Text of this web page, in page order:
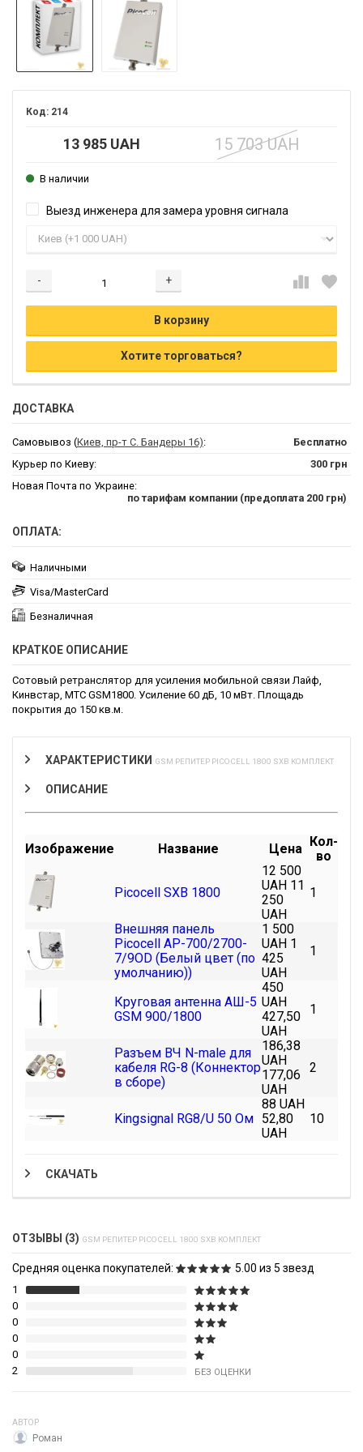
214
15 703 UAH
13 985 UAH
В наличии
Выезд инженера для замера уровня сигнала
- +
Добавляется...
В корзину
Добавлен
Хотите торговаться?
ДОСТАВКА
Самовывоз (Киев, пр-т С. Бандеры 16):
Бесплатно
Курьер по Киеву:
300 грн
Новая Почта по Украине:
по тарифам компании (предоплата 200 грн)
ОПЛАТА:
Наличными
Visa/MasterCard
Безналичная
КРАТКОЕ ОПИСАНИЕ
Сотовый ретранслятор для усиления мобильной связи Лайф,
Кинвстар, МТС GSM1800. Усиление 60 дБ, 10 мВт. Площадь
покрытия до 150 кв.м.
ХАРАКТЕРИСТИКИ GSM РЕПИТЕР PICOCELL 1800 SXB КОМПЛЕКТ
ОПИСАНИЕ
Изображение Название Цена Кол-
во
Picocell SXB 1800
12 500
UAH 11
250
UAH
1
Внешняя панель
Picocell AP-700/2700-
7/9OD (Белый цвет (по
умолчанию))
1 500
UAH 1
425
UAH
1
Круговая антенна АШ-5
GSM 900/1800
450
UAH
427,50
UAH
1
Разъем ВЧ N-male для
кабеля RG-8 (Коннектор
в сборе)
186,38
UAH
177,06
UAH
2
Kingsignal RG8/U 50 Ом
88 UAH
52,80
UAH
10
СКАЧАТЬ
ОТЗЫВЫ (3) GSM РЕПИТЕР PICOCELL 1800 SXB КОМПЛЕКТ
Средняя оценка покупателей: 5.00 из 5 звезд
1
0
0
0
0
2
БЕЗ ОЦЕНКИ
АВТОР
Роман